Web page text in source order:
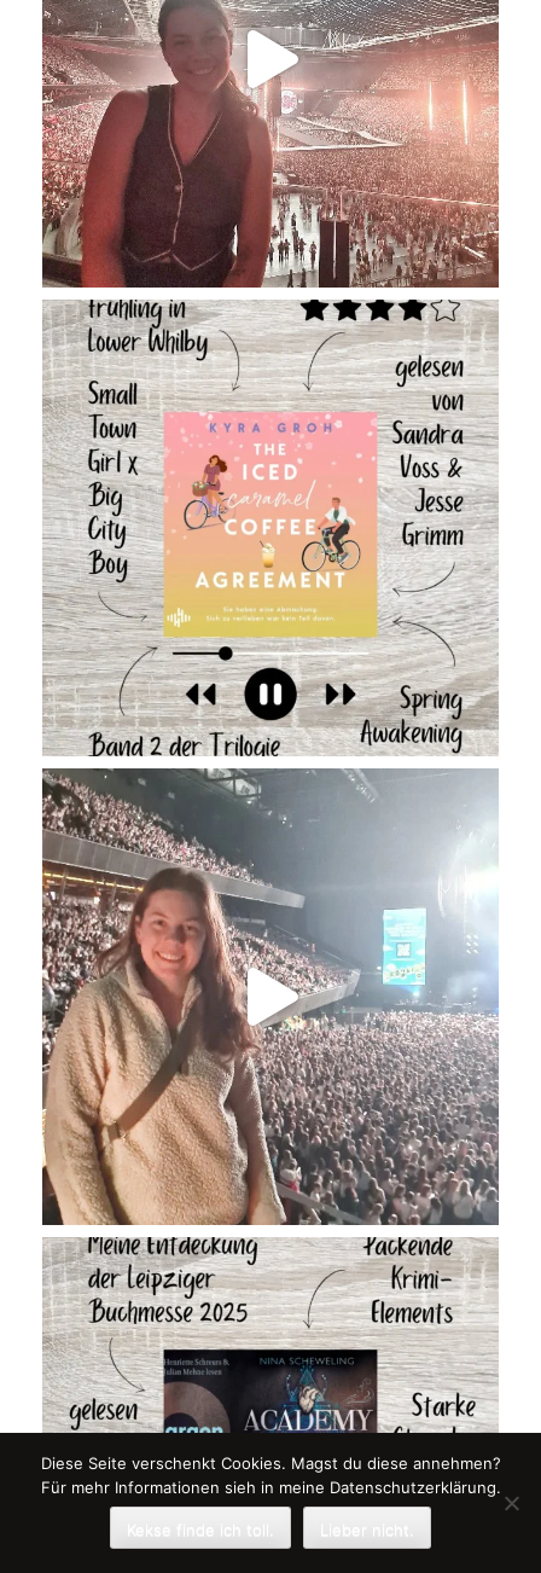
Diese Seite verschenkt Cookies. Magst du diese annehmen?
Für mehr Informationen sieh in meine Datenschutzerklärung.